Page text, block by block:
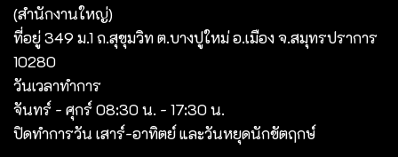
(สํานักงานใหญ่)
ที่อยู่ 349 ม.1 ถ.สุขุมวิท ต.บางปูใหม่ อ.เมือง จ.สมุทรปราการ
10280
วันเวลาทำการ
จันทร์ - ศุกร์ 08:30 น. - 17:30 น.
ปิดทำการวัน เสาร์-อาทิตย์ และวันหยุดนักขัตฤกษ์